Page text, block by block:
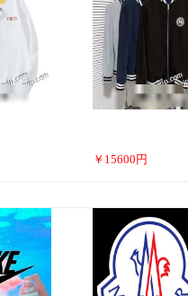
￥ 15600 円